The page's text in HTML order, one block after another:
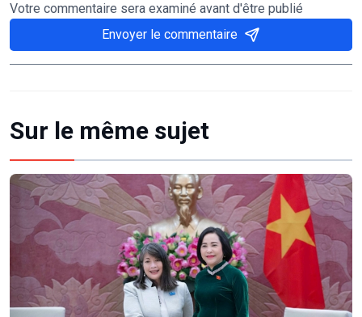
Votre commentaire sera examiné avant d'être publié
Envoyer le commentaire
Sur le même sujet